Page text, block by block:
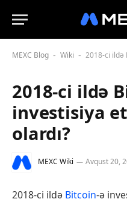
MEXC Blog - Wiki - 2018-ci ildə
2018-ci ildə
investisiya
olardı?
MEXC Wiki Avqust 20,
2018-ci ildə Bitcoin-ə